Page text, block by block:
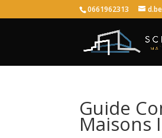
0661962313
Guide
Maisons